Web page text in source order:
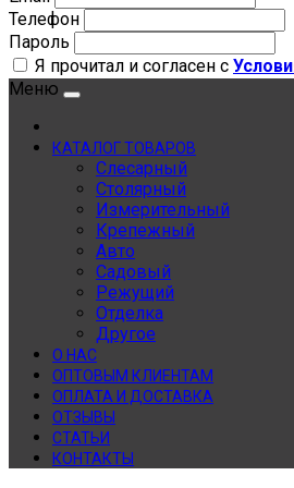
Телефон
Пароль
Я прочитал и согласен с
Меню
КАТАЛОГ ТОВАРОВ
Слесарный
Столярный
Измерительный
Крепежный
Авто
Садовый
Режущий
Отделка
Другое
О НАС
ОПТОВЫМ КЛИЕНТАМ
ОПЛАТА И ДОСТАВКА
ОТЗЫВЫ
СТАТЬИ
КОНТАКТЫ